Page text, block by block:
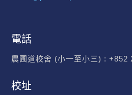
電話
農圃道校舍 (小一至小三) : +852
校址